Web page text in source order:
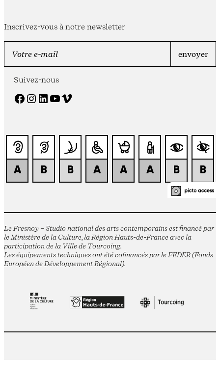
Inscrivez-vous à notre newsletter
Suivez-nous
Facebook Instagram LinkedIn YouTube Vimeo
Le Fresnoy – Studio national des arts contemporains est financé par
le Ministère de la Culture, la Région Hauts-de-France avec la
participation de la Ville de Tourcoing.
Les équipements techniques ont été cofinancés par le FEDER (Fonds
Européen de Développement Régional).